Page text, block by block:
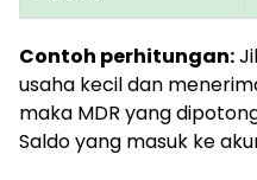
Contoh perhitungan:
usaha kecil dan
maka MDR yang
Saldo yang masuk ke